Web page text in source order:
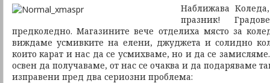
Наближава
празник!
предколедно. Магазините вече отделиха място за
виждаме усмивките на елени, джуджета и солидно
които карат и нас да се усмихваме, но и да се
освен да получаваме, от нас се очаква и да подаряваме
изправени пред два сериозни проблема: